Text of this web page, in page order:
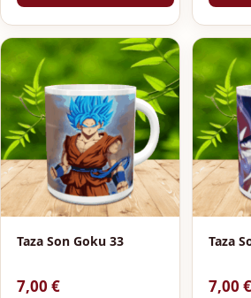
Taza Son Goku 33
7,00 €
Taza
7,00 €